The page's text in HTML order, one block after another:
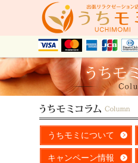
うちモミについて
キャンペーン情報